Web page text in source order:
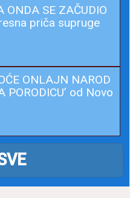
ONDA SE ZAČUDIO
priča supruge
ONLAJN NAROD
PORODICU’ od Novo